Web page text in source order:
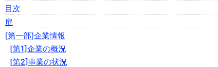
目次
扉
[第一部]企業情報
[第1]企業の概況
[第2]事業の状況